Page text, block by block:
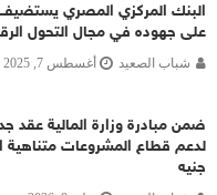
البنك المركزي المصري
على جهوده في مجال التحول
شباب الصعيد أغسطس 7, 2025
ضمن مبادرة وزارة المالية عقد
جنيه